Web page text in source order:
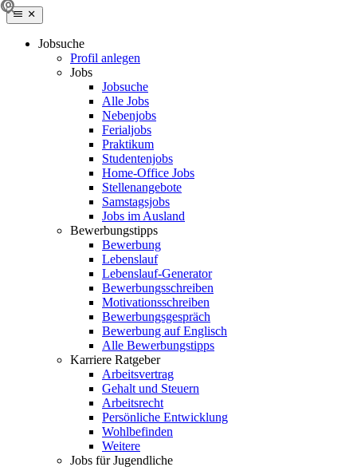
Jobsuche
Profil anlegen
Jobs
Jobsuche
Alle Jobs
Nebenjobs
Ferialjobs
Praktikum
Studentenjobs
Home-Office Jobs
Stellenangebote
Samstagsjobs
Jobs im Ausland
Bewerbungstipps
Bewerbung
Lebenslauf
Lebenslauf-Generator
Bewerbungsschreiben
Motivationsschreiben
Bewerbungsgespräch
Bewerbung auf Englisch
Alle Bewerbungstipps
Karriere Ratgeber
Arbeitsvertrag
Gehalt und Steuern
Arbeitsrecht
Persönliche Entwicklung
Wohlbefinden
Weitere
Jobs für Jugendliche